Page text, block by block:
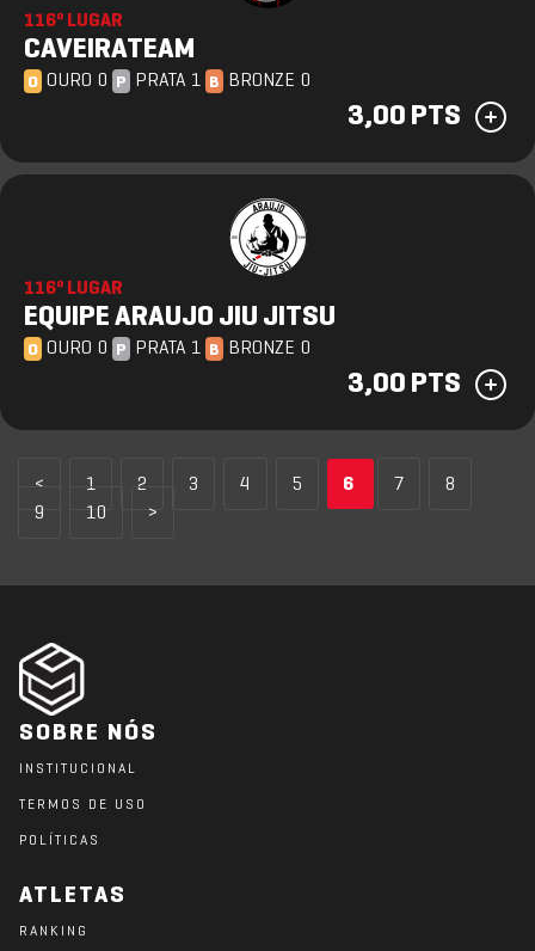
116º LUGAR
CAVEIRATEAM
O OURO 0 P PRATA 1 B BRONZE 0
3,00 PTS
116º LUGAR
EQUIPE ARAUJO JIU JITSU
O OURO 0 P PRATA 1 B BRONZE 0
3,00 PTS
< 1 2 3 4 5 6 7
8
9
10 >
SOBRE NÓS
INSTITUCIONAL
TERMOS DE USO
POLÍTICAS
ATLETAS
RANKING